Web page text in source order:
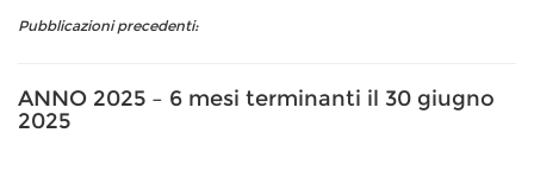
Pubblicazioni precedenti:
ANNO 2025 – 6 mesi terminanti il 30 giugno
2025